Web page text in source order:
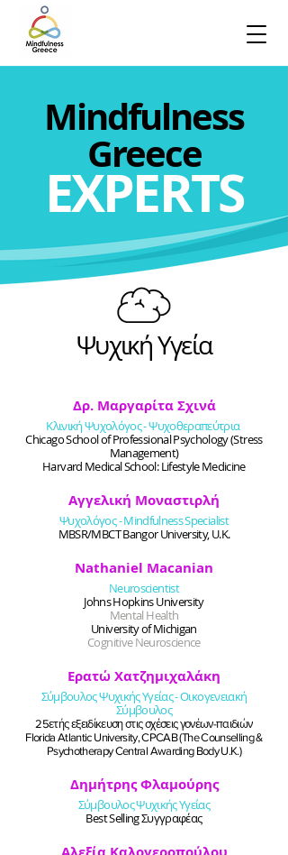
Mindfulness
Greece
EXPERTS
Ψυχική Υγεία
Δρ. ΜαργαρίταΣχινά
Κλινική Ψυχολόγος - Ψυχοθεραπεύτρια
Chicago School of Professional Psychology (Stress
Management)
Harvard Medical School: Lifestyle Medicine
Αγγελική Μοναστιρλή
Ψυχολόγος - Mindfulness Specialist
MBSR/MBCT Bangor University, U.K.
Nathaniel Macanian
Neuroscientist
Johns Hopkins University
Mental Health
University of Michigan
Cognitive Neuroscience
Ερατώ Χατζημιχαλάκη
Σύμβουλος Ψυχικής Υγείας - Οικογενειακή
Σύμβουλος
25ετής εξειδίκευση στις σχέσεις γονέων-παιδιών
Florida Atlantic University, CPCAB (The Counselling &
Psychotherapy Central Awarding Body U.K.)
Δημήτρης Φλαμούρης
Σύμβουλος Ψυχικής Υγείας
Best Selling Συγγραφέας